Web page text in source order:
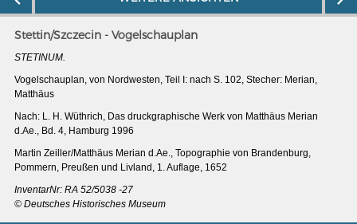
Entwicklungen im europäischen Schiffbau
Stettin/Szczecin - Vogelschauplan
STETINUM.
Vogelschauplan, von Nordwesten, Teil I: nach S. 102, Stecher: Merian,
Matthäus
Nach: L. H. Wüthrich, Das druckgraphische Werk von Matthäus Merian
d.Ae., Bd. 4, Hamburg 1996
Martin Zeiller/Matthäus Merian d.Ae., Topographie von Brandenburg,
Pommern, Preußen und Livland, 1. Auflage, 1652
InventarNr: RA 52/5038 -27
© Deutsches Historisches Museum